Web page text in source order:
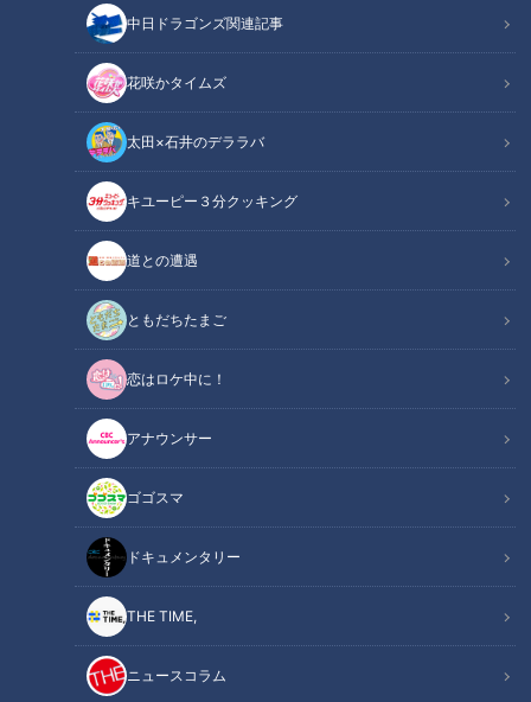
中日ドラゴンズ関連記事
花咲かタイムズ
太田×石井のデララバ
キユーピー３分クッキング
道との遭遇
ともだちたまご
恋はロケ中に！
アナウンサー
ゴゴスマ
ドキュメンタリー
THE TIME,
ニュースコラム
「サンデードラゴンズ」より松葉貴大投手(C)CBCテレビ
中日ドラゴンズ
サンドラコラム
「とある妄想しがちなファンのドラゴンズ見聞録」
ＣＢＣテレビ「サンデードラゴンズ」（毎週日曜日午後１２時
５４分から東海エリアで生放送）を見たコラム
関連リンク
【動画】勝野昌慶が巨人戦で2者連続の空振り
開幕からあっという間に3カードが終わり、寒さや故障もあっ
て打撃陣の調子が上がりきらずまだエンジン全開とはいかな
い。その中で、先発、救援ともに投手陣の力強さが一際輝いて
いる。それでも勝ちに直結するというわけにはいかない。プロ